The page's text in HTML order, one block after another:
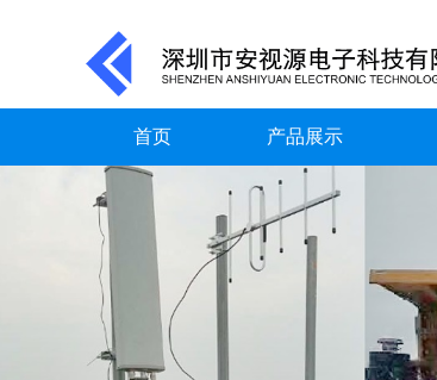
首页 产品展示